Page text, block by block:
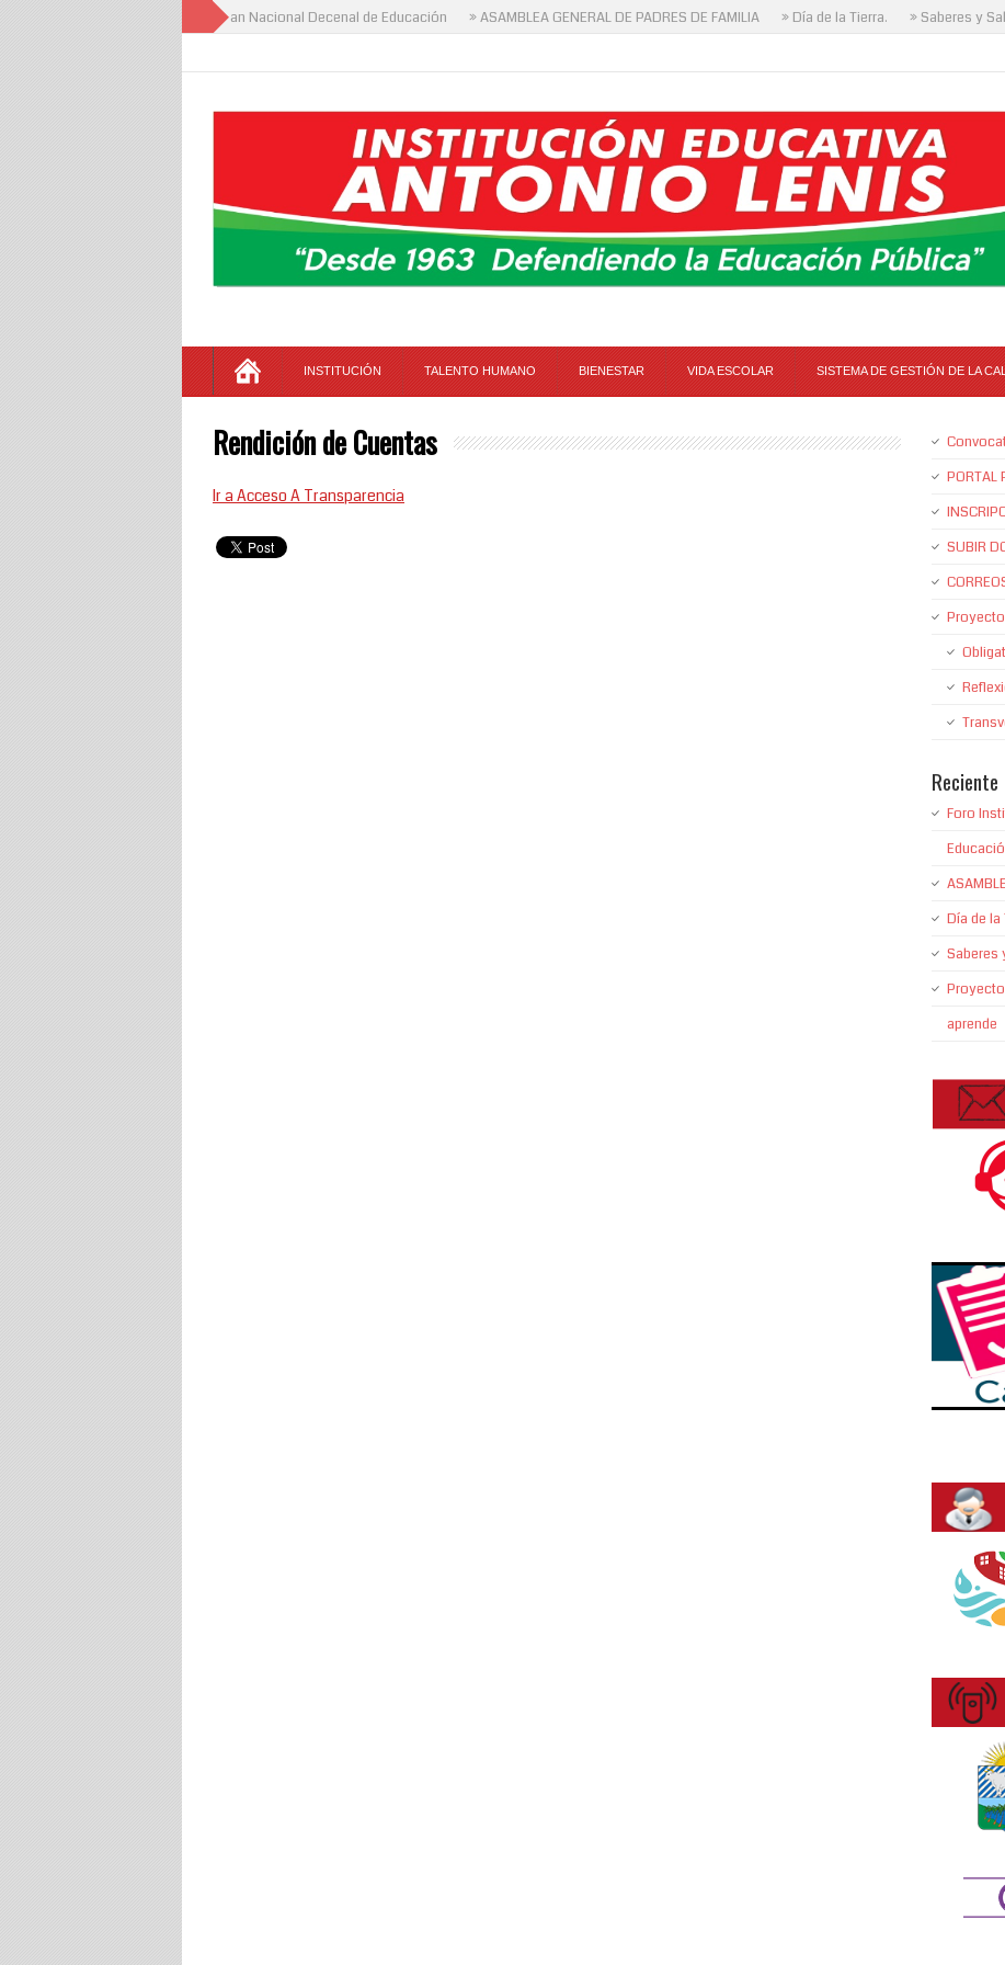
» Foro Institucional del Plan Nacional Decenal de Educación » ASAMBLEA GENERAL DE PADRES DE FAMILIA » Día de la Tierra. » Saberes y
INSTITUCIÓN TALENTO HUMANO BIENESTAR VIDA ESCOLAR SISTEMA DE GESTIÓN DE LA
Rendición de Cuentas
Ir a Acceso A Transparencia
PORTAL
SUBIR
Reciente
Foro
Día de la
Saberes
aprende